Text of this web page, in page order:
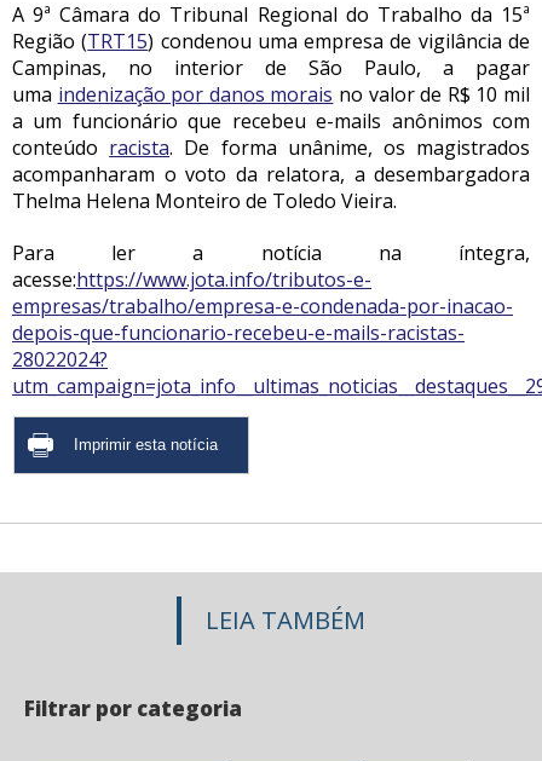
A 9ª Câmara do Tribunal Regional do Trabalho da 15ª
Região (TRT15) condenou uma empresa de vigilância de
Campinas, no interior de São Paulo, a pagar
uma indenização por danos morais no valor de R$ 10 mil
a um funcionário que recebeu e-mails anônimos com
conteúdo racista. De forma unânime, os magistrados
acompanharam o voto da relatora, a desembargadora
Thelma Helena Monteiro de Toledo Vieira.
Para ler a notícia na íntegra,
acesse:https://www.jota.info/tributos-e-
empresas/trabalho/empresa-e-condenada-por-inacao-
depois-que-funcionario-recebeu-e-mails-racistas-
28022024?
LEIA TAMBÉM
Filtrar por categoria